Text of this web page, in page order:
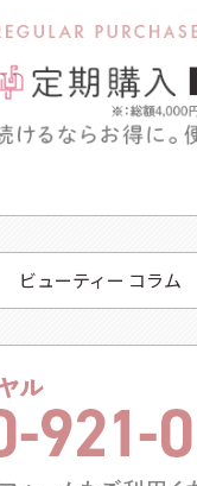
ビューティー コラム